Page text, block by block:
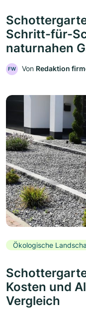
Schritt-für-
naturnahen
FW Von Redaktion
Ökologische
Kosten und
Vergleich